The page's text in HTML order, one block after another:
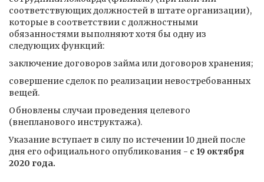
соответствующих должностей в штате организации),
которые в соответствии с должностными
обязанностями выполняют хотя бы одну из
следующих функций:
заключение договоров займа или договоров хранения;
совершение сделок по реализации невостребованных
вещей.
Обновлены случаи проведения целевого
(внепланового инструктажа).
Указание вступает в силу по истечении 10 дней после
дня его официального опубликования - с 19 октября
2020 года.